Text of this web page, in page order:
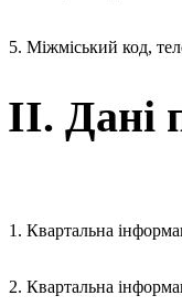
5. Міжміський код,
II. Дані
1. Квартальна
2. Квартальна